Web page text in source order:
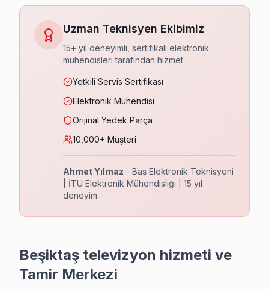
Kuruçeşme'de TV'niz çizgili görüntü mü veriyor? Bu
Kuruçeşme bölgesi TV Servis →
Levazım TV Servis
Levazım mahallesindeki TV kullanıcılarına özel: yerinde
Levazım bölgesi TV Servis →
Levent TV Servis
Levent bölgesi TV Servis →
Muradiye TV Servis
Uzman Teknisyen Ekibimiz
15+ yıl deneyimli, sertifikalı elektronik
mühendisleri tarafından hizmet
Yetkili Servis Sertifikası
Elektronik Mühendisi
Orijinal Yedek Parça
10,000+ Müşteri
Ahmet Yılmaz - Baş Elektronik Teknisyeni
| İTÜ Elektronik Mühendisliği | 15 yıl
deneyim
Beşiktaş televizyon hizmeti ve
Tamir Merkezi